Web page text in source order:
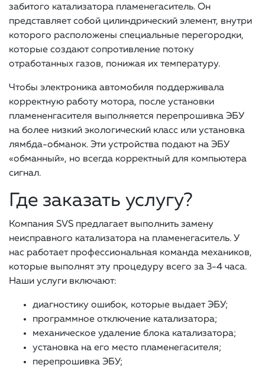
забитого катализатора пламенегаситель. Он
представляет собой цилиндрический элемент, внутри
которого расположены специальные перегородки,
которые создают сопротивление потоку
отработанных газов, понижая их температуру.
Чтобы электроника автомобиля поддерживала
корректную работу мотора, после установки
пламененгасителя выполняется перепрошивка ЭБУ
на более низкий экологический класс или установка
лямбда-обманок. Эти устройства подают на ЭБУ
«обманный», но всегда корректный для компьютера
сигнал.
Где заказать услугу?
Компания SVS предлагает выполнить замену
неисправного катализатора на пламенегаситель. У
нас работает профессиональная команда механиков,
которые выполнят эту процедуру всего за 3-4 часа.
Наши услуги включают:
диагностику ошибок, которые выдает ЭБУ;
программное отключение катализатора;
механическое удаление блока катализатора;
установка на его место пламенегасителя;
перепрошивка ЭБУ;